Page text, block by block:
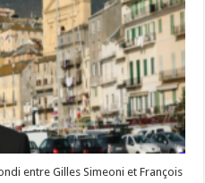
François
Tatti
veut
retourner
aux
urnes
et
refuse
de
demissionner
de
la
CAB
entre Gilles Simeoni et François